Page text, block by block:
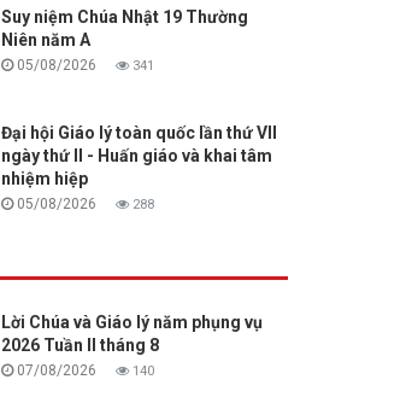
Suy niệm Chúa Nhật 19 Thường
Niên năm A
05/08/2026 341
Đại hội Giáo lý toàn quốc lần thứ VII
ngày thứ II - Huấn giáo và khai tâm
nhiệm hiệp
05/08/2026 288
Lời Chúa và Giáo lý năm phụng vụ
2026 Tuần II tháng 8
07/08/2026 140